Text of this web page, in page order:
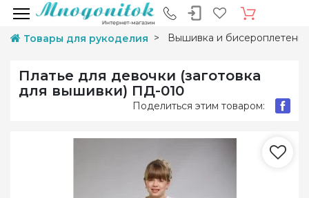
Товары для рукоделия Вышивка и
Платье для девочки (заготовка
для вышивки) ПД-010
Поделиться этим товаром: